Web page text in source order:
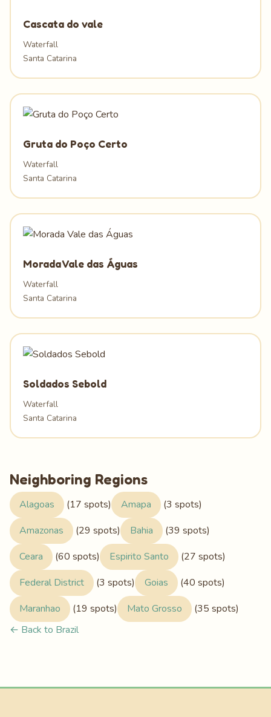
Cascata do vale
Waterfall
Santa Catarina
Gruta do Poço Certo
Waterfall
Santa Catarina
Morada Vale das Águas
Waterfall
Santa Catarina
Soldados Sebold
Waterfall
Santa Catarina
Neighboring Regions
Alagoas (17 spots) Amapa
(3 spots)
Amazonas
(29 spots) Bahia
(39 spots)
Ceara
(60 spots) Espirito Santo
(27 spots)
Federal District
(3 spots) Goias
(40 spots)
Maranhao
(19 spots) Mato Grosso
(35 spots)
← Back to Brazil